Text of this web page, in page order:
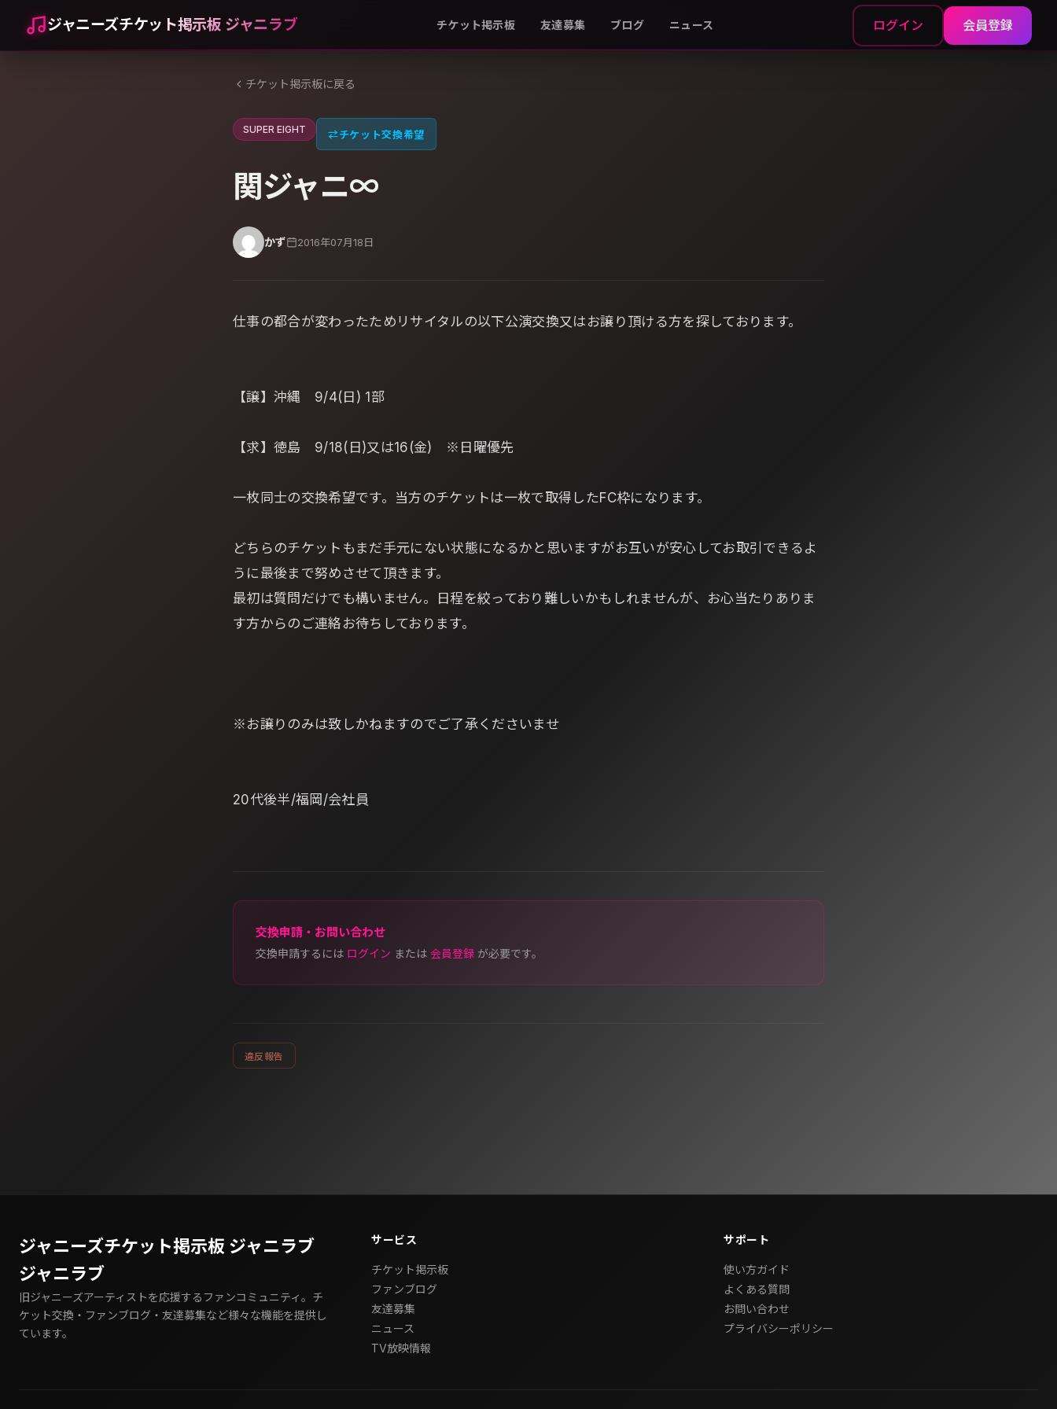
ジャニーズチケット掲示板 ジャニラブ チケット掲示板 友達募集 ブログ ニュース ログイン 会員登録
チケット掲示板に戻る
SUPER EIGHT ⇄チケット交換希望
関ジャニ∞
かず 2016年07月18日
仕事の都合が変わったためリサイタルの以下公演交換又はお譲り頂ける方を探しております。
【譲】沖縄 9/4(日) 1部
【求】徳島 9/18(日)又は16(金) ※日曜優先
一枚同士の交換希望です。当方のチケットは一枚で取得したFC枠になります。
どちらのチケットもまだ手元にない状態になるかと思いますがお互いが安心してお取引できるよ
うに最後まで努めさせて頂きます。
最初は質問だけでも構いません。日程を絞っており難しいかもしれませんが、お心当たりありま
す方からのご連絡お待ちしております。
※お譲りのみは致しかねますのでご了承くださいませ
20代後半/福岡/会社員
交換申請・お問い合わせ
交換申請するには ログイン または 会員登録 が必要です。
違反報告
ジャニーズチケット掲示板 ジャニラブ
ジャニラブ
旧ジャニーズアーティストを応援するファンコミュニティ。チ
ケット交換・ファンブログ・友達募集など様々な機能を提供し
ています。
サービス
チケット掲示板
ファンブログ
友達募集
ニュース
TV放映情報
サポート
使い方ガイド
よくある質問
お問い合わせ
プライバシーポリシー